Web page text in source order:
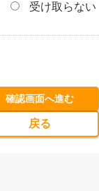
受け取らない
戻る
確認画面へ進む